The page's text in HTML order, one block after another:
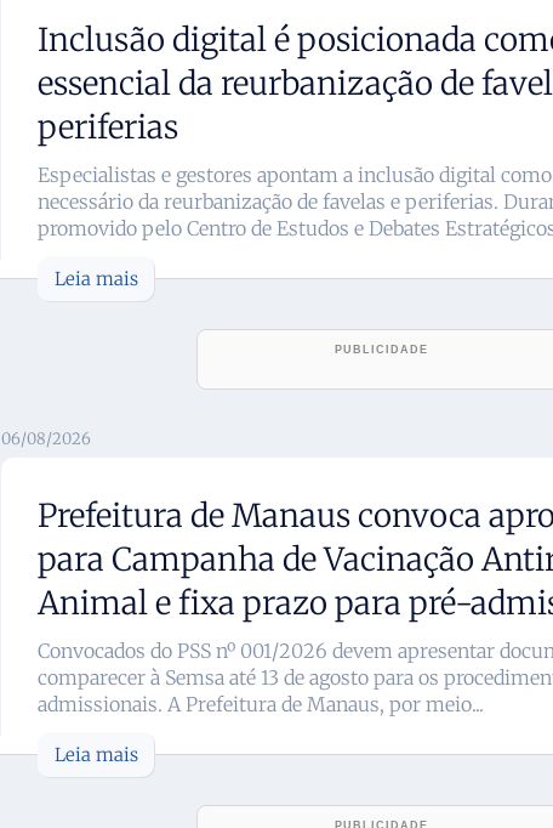
Inclusão digital é posicionada
essencial da reurbanização de
periferias
Especialistas e gestores apontam a inclusão digital
necessário da reurbanização de favelas e periferias.
promovido pelo Centro de Estudos e Debates
Leia mais
06/08/2026
Prefeitura de Manaus convoca
para Campanha de Vacinação
Animal e fixa prazo para pré-
Convocados do PSS nº 001/2026 devem apresentar
comparecer à Semsa até 13 de agosto para os
admissionais. A Prefeitura de Manaus, por meio...
Leia mais